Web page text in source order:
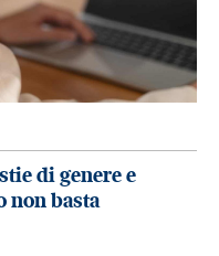
di genere e
non basta